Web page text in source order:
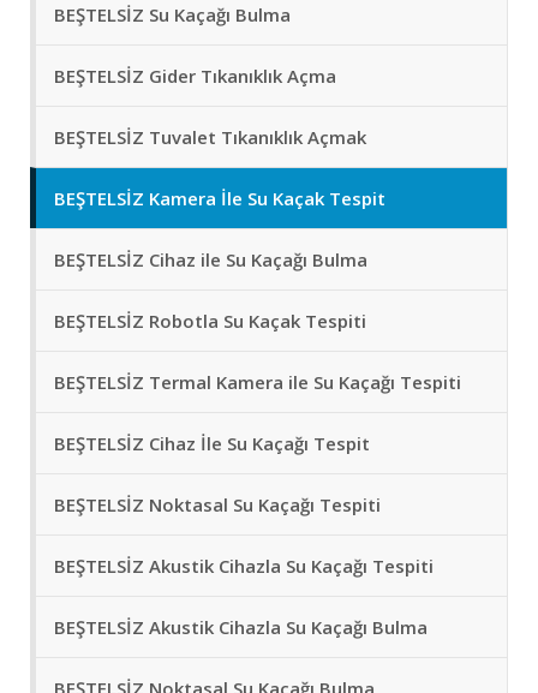
BEŞTELSİZ Su Kaçağı Bulma
BEŞTELSİZ Gider Tıkanıklık Açma
BEŞTELSİZ Tuvalet Tıkanıklık Açmak
BEŞTELSİZ Kamera İle Su Kaçak Tespit
BEŞTELSİZ Cihaz ile Su Kaçağı Bulma
BEŞTELSİZ Robotla Su Kaçak Tespiti
BEŞTELSİZ Termal Kamera ile Su Kaçağı Tespiti
BEŞTELSİZ Cihaz İle Su Kaçağı Tespit
BEŞTELSİZ Noktasal Su Kaçağı Tespiti
BEŞTELSİZ Akustik Cihazla Su Kaçağı Tespiti
BEŞTELSİZ Akustik Cihazla Su Kaçağı Bulma